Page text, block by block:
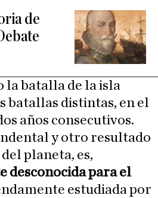
de
la batalla de la isla
batallas distintas, en el
años consecutivos.
y otro resultado
planeta, es,
desconocida para el
estudiada por